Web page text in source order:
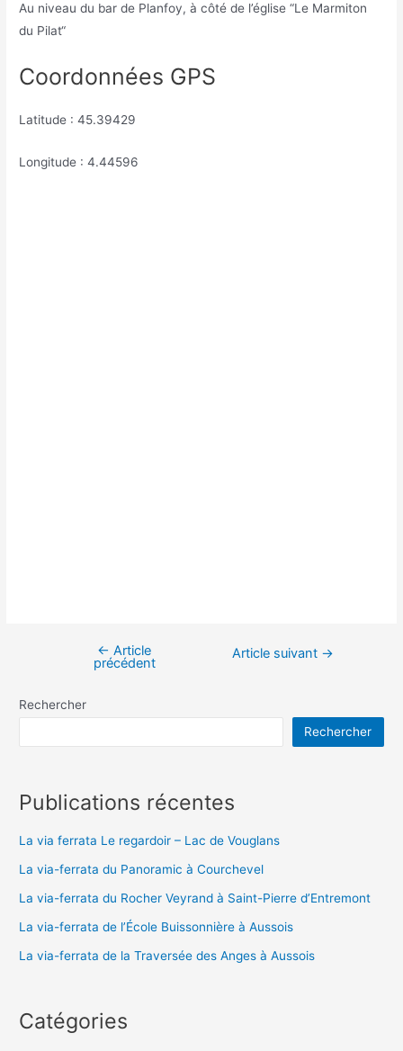
Au nіvеаu du bаr dе Рlаnfоy, à сôté dе l’églіѕе “Lе Маrmіtоn
du Ріlаt“
Coordonnées GPS
Latitude : 45.39429
Longitude : 4.44596
Navigation
l’article
← Article
précédent
Article suivant →
Rechercher
Rechercher
Publications récentes
La via ferrata Le regardoir – Lac de Vouglans
La via-ferrata du Panoramic à Courchevel
La via-ferrata du Rocher Veyrand à Saint-Pierre d’Entremont
La via-ferrata de l’École Buissonnière à Aussois
La via-ferrata de la Traversée des Anges à Aussois
Catégories